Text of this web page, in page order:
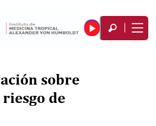
sobre
de